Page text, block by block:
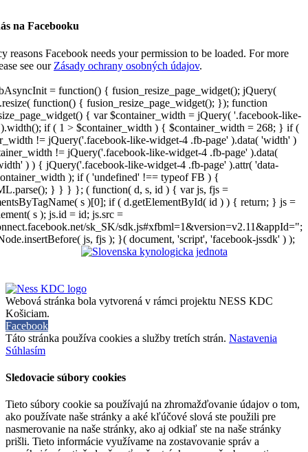
na Facebooku
reasons Facebook needs your permission to be loaded. For more
see our Zásady ochrany osobných údajov.
= function() { fusion_resize_page_widget(); jQuery(
function() { fusion_resize_page_widget(); }); function
{ var $container_width = jQuery( '.facebook-like-
if ( 1 > $container_width ) { $container_width = 268; } if (
!= jQuery('.facebook-like-widget-4 .fb-page' ).data( 'width' )
!= jQuery('.facebook-like-widget-4 .fb-page' ).data(
) ) { jQuery('.facebook-like-widget-4 .fb-page' ).attr( 'data-
); if ( 'undefined' !== typeof FB ) {
} } } }; ( function( d, s, id ) { var js, fjs =
s )[0]; if ( d.getElementById( id ) ) { return; } js =
s ); js.id = id; js.src =
sk_SK/sdk.js#xfbml=1&version=v2.11&appId=";
js, fjs ); }( document, 'script', 'facebook-jssdk' ) );
Webová stránka bola vytvorená v rámci projektu NESS KDC
Košiciam.
Facebook
Táto stránka používa cookies a služby tretích strán. Nastavenia
Súhlasím
Sledovacie súbory cookies
Tieto súbory cookie sa používajú na zhromažďovanie údajov o tom,
ako používate naše stránky a aké kľúčové slová ste použili pre
nasmerovanie na naše stránky, ako aj odkiaľ ste na naše stránky
prišli. Tieto informácie využívame na zostavovanie správ a